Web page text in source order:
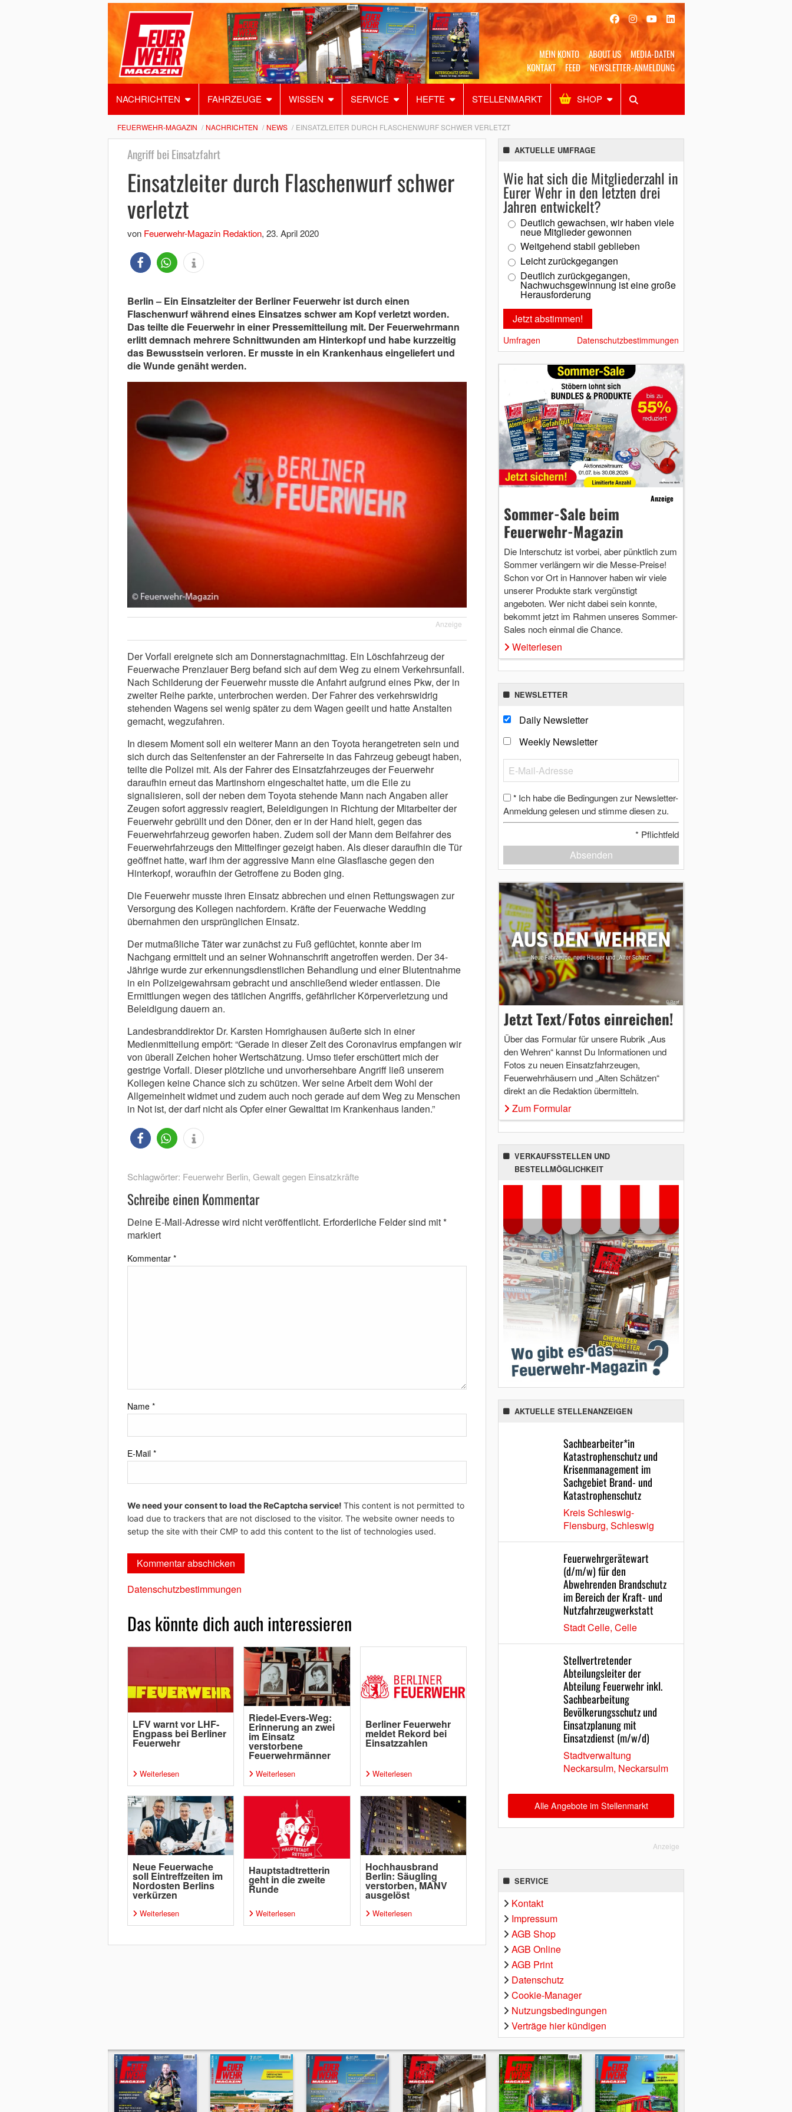
MEIN KONTO ABOUT US
MEDIA-DATEN
KONTAKT
FEED NEWSLETTER-ANMELDUNG
NACHRICHTEN FAHRZEUGE WISSEN SERVICE HEFTE STELLENMARKT SHOP
Alles Shop SUCHEN
FEUERWEHR-MAGAZIN NACHRICHTEN NEWS EINSATZLEITER DURCH FLASCHENWURF SCHWER VERLETZT
Angriff bei Einsatzfahrt
Einsatzleiter durch Flaschenwurf schwer
verletzt
von Feuerwehr-Magazin Redaktion, 23. April 2020
Berlin – Ein Einsatzleiter der Berliner Feuerwehr ist durch einen
Flaschenwurf während eines Einsatzes schwer am Kopf verletzt worden.
Das teilte die Feuerwehr in einer Pressemitteilung mit. Der Feuerwehrmann
erlitt demnach mehrere Schnittwunden am Hinterkopf und habe kurzzeitig
das Bewusstsein verloren. Er musste in ein Krankenhaus eingeliefert und
die Wunde genäht werden.
Anzeige
Der Vorfall ereignete sich am Donnerstagnachmittag. Ein Löschfahrzeug der
Feuerwache Prenzlauer Berg befand sich auf dem Weg zu einem Verkehrsunfall.
Nach Schilderung der Feuerwehr musste die Anfahrt aufgrund eines Pkw, der in
zweiter Reihe parkte, unterbrochen werden. Der Fahrer des verkehrswidrig
stehenden Wagens sei wenig später zu dem Wagen geeilt und hatte Anstalten
gemacht, wegzufahren.
In diesem Moment soll ein weiterer Mann an den Toyota herangetreten sein und
sich durch das Seitenfenster an der Fahrerseite in das Fahrzeug gebeugt haben,
teilte die Polizei mit. Als der Fahrer des Einsatzfahrzeuges der Feuerwehr
daraufhin erneut das Martinshorn eingeschaltet hatte, um die Eile zu
signalisieren, soll der neben dem Toyota stehende Mann nach Angaben aller
Zeugen sofort aggressiv reagiert, Beleidigungen in Richtung der Mitarbeiter der
Feuerwehr gebrüllt und den Döner, den er in der Hand hielt, gegen das
Feuerwehrfahrzeug geworfen haben. Zudem soll der Mann dem Beifahrer des
Feuerwehrfahrzeugs den Mittelfinger gezeigt haben. Als dieser daraufhin die Tür
geöffnet hatte, warf ihm der aggressive Mann eine Glasflasche gegen den
Hinterkopf, woraufhin der Getroffene zu Boden ging.
Die Feuerwehr musste ihren Einsatz abbrechen und einen Rettungswagen zur
Versorgung des Kollegen nachfordern. Kräfte der Feuerwache Wedding
übernahmen den ursprünglichen Einsatz.
Der mutmaßliche Täter war zunächst zu Fuß geflüchtet, konnte aber im
Nachgang ermittelt und an seiner Wohnanschrift angetroffen werden. Der 34-
Jährige wurde zur erkennungsdienstlichen Behandlung und einer Blutentnahme
in ein Polizeigewahrsam gebracht und anschließend wieder entlassen. Die
Ermittlungen wegen des tätlichen Angriffs, gefährlicher Körperverletzung und
Beleidigung dauern an.
Landesbranddirektor Dr. Karsten Homrighausen äußerte sich in einer
Medienmitteilung empört: “Gerade in dieser Zeit des Coronavirus empfangen wir
von überall Zeichen hoher Wertschätzung. Umso tiefer erschüttert mich der
gestrige Vorfall. Dieser plötzliche und unvorhersehbare Angriff ließ unserem
Kollegen keine Chance sich zu schützen. Wer seine Arbeit dem Wohl der
Allgemeinheit widmet und zudem auch noch gerade auf dem Weg zu Menschen
in Not ist, der darf nicht als Opfer einer Gewalttat im Krankenhaus landen.”
Schlagwörter: Feuerwehr Berlin, Gewalt gegen Einsatzkräfte
Schreibe einen Kommentar
Deine E-Mail-Adresse wird nicht veröffentlicht. Erforderliche Felder sind mit*
markiert
Kommentar *
Name *
E-Mail *
We need your consent to load the ReCaptcha service! This content is not permitted to
load due to trackers that are not disclosed to the visitor. The website owner needs to
setup the site with their CMP to add this content to the list of technologies used.
Datenschutzbestimmungen
Das könnte dich auch interessieren
LFV warnt vor LHF-
Engpass bei Berliner
Feuerwehr
Weiterlesen
Riedel-Evers-Weg:
Erinnerung an zwei
im Einsatz
verstorbene
Feuerwehrmänner
Weiterlesen
Berliner Feuerwehr
meldet Rekord bei
Einsatzzahlen
Weiterlesen
Neue Feuerwache
soll Eintreffzeiten im
Nordosten Berlins
verkürzen
Weiterlesen
Hauptstadtretterin
geht in die zweite
Runde
Weiterlesen
Hochhausbrand
Berlin: Säugling
verstorben, MANV
ausgelöst
Weiterlesen
AKTUELLE UMFRAGE
Wie hat sich die Mitgliederzahl in
Eurer Wehr in den letzten drei
Jahren entwickelt?
Deutlich gewachsen, wir haben viele
neue Mitglieder gewonnen
Weitgehend stabil geblieben
Leicht zurückgegangen
Deutlich zurückgegangen,
Nachwuchsgewinnung ist eine große
Herausforderung
Umfragen Datenschutzbestimmungen
Anzeige
Sommer-Sale beim
Feuerwehr-Magazin
Die Interschutz ist vorbei, aber pünktlich zum
Sommer verlängern wir die Messe-Preise!
Schon vor Ort in Hannover haben wir viele
unserer Produkte stark vergünstigt
angeboten. Wer nicht dabei sein konnte,
bekommt jetzt im Rahmen unseres Sommer-
Sales noch einmal die Chance.
Weiterlesen
NEWSLETTER
Daily Newsletter
Weekly Newsletter
* Ich habe die Bedingungen zur Newsletter-
Anmeldung gelesen und stimme diesen zu.
* Pflichtfeld
Absenden
Jetzt Text/Fotos einreichen!
Über das Formular für unsere Rubrik „Aus
den Wehren“ kannst Du Informationen und
Fotos zu neuen Einsatzfahrzeugen,
Feuerwehrhäusern und „Alten Schätzen“
direkt an die Redaktion übermitteln.
Zum Formular
VERKAUFSSTELLEN UND
BESTELLMÖGLICHKEIT
AKTUELLE STELLENANZEIGEN
Sachbearbeiter*in
Katastrophenschutz und
Krisenmanagement im
Sachgebiet Brand- und
Katastrophenschutz
Kreis Schleswig-
Flensburg, Schleswig
Feuerwehrgerätewart
(d/m/w) für den
Abwehrenden Brandschutz
im Bereich der Kraft- und
Nutzfahrzeugwerkstatt
Stadt Celle, Celle
Stellvertretender
Abteilungsleiter der
Abteilung Feuerwehr inkl.
Sachbearbeitung
Bevölkerungsschutz und
Einsatzplanung mit
Einsatzdienst (m/w/d)
Stadtverwaltung
Neckarsulm, Neckarsulm
Alle Angebote im Stellenmarkt
Anzeige
SERVICE
Kontakt
Impressum
AGB Shop
AGB Online
AGB Print
Datenschutz
Cookie-Manager
Nutzungsbedingungen
Verträge hier kündigen